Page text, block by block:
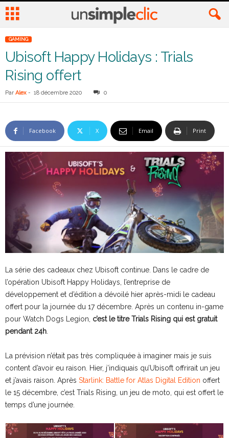
GAMING
Ubisoft Happy Holidays : Trials
Rising offert
Par Alex - 18 décembre 2020 0
Facebook X Email Print
La série des cadeaux chez Ubisoft continue. Dans le cadre de
l’opération Ubisoft Happy Holidays, l’entreprise de
développement et d’édition a dévoilé hier après-midi le cadeau
offert pour la journée du 17 décembre. Après un contenu in-game
pour Watch Dogs Legion, c’est le titre Trials Rising qui est gratuit
pendant 24h
La prévision n’était pas très compliquée à imaginer mais je suis
content d’avoir eu raison. Hier, j’indiquais qu’Ubisoft offrirait un jeu
et j’avais raison. Après Starlink: Battle for Atlas Digital Edition offert
le 15 décembre, c’est Trials Rising, un jeu de moto, qui est offert le
temps d’une journée.